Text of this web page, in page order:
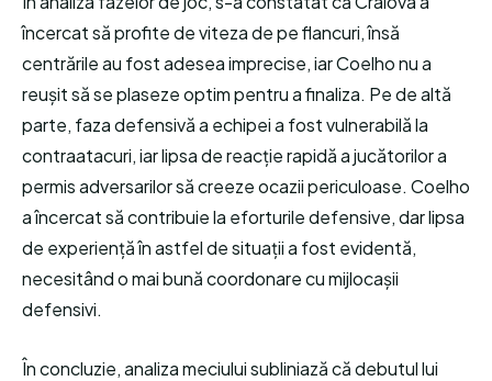
încercat să profite de viteza de pe flancuri, însă
centrările au fost adesea imprecise, iar Coelho nu a
reușit să se plaseze optim pentru a finaliza. Pe de altă
parte, faza defensivă a echipei a fost vulnerabilă la
contraatacuri, iar lipsa de reacție rapidă a jucătorilor a
permis adversarilor să creeze ocazii periculoase. Coelho
a încercat să contribuie la eforturile defensive, dar lipsa
de experiență în astfel de situații a fost evidentă,
necesitând o mai bună coordonare cu mijlocașii
defensivi.
În concluzie, analiza meciului subliniază că debutul lui